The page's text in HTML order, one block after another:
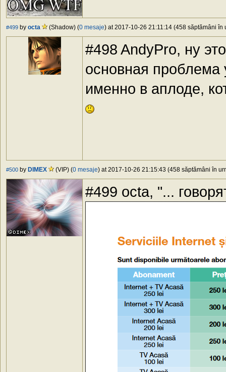
#499 by octa (Shadow) (0 mesaje) at 2017-10-26 21:11:14 (458 săptămâni în
#498 AndyPro, ну
основная проблема
именно в аплоде,
#500 by DIMEX (VIP) (0 mesaje) at 2017-10-26 21:15:43 (458 săptămâni în
#499 octa, "...